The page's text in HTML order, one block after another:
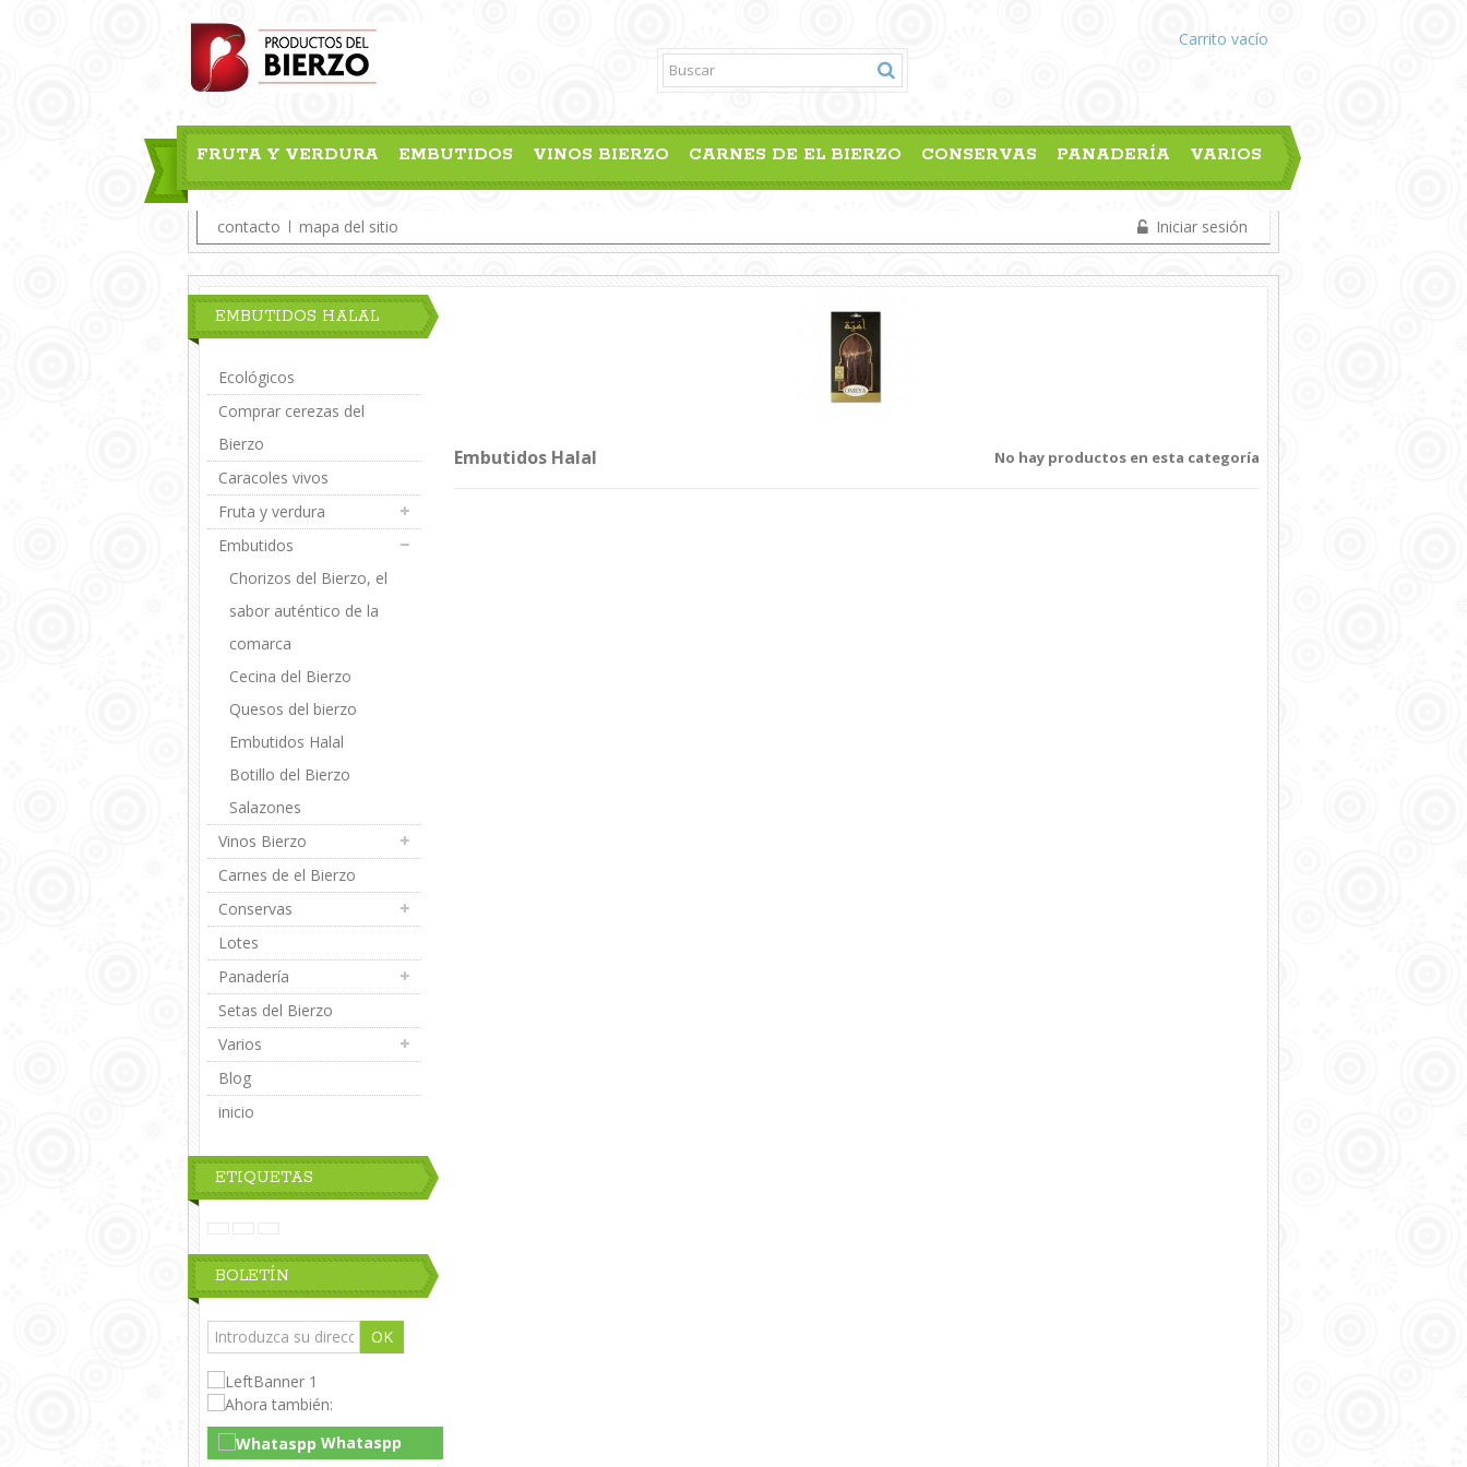
Carrito vacío
FRUTA Y VERDURA EMBUTIDOS VINOS BIERZO CARNES DE EL BIERZO CONSERVAS PANADERÍA VARIOS
contacto
mapa del sitio Iniciar sesión
EMBUTIDOS HALAL
Ecológicos
Comprar cerezas del
Bierzo
Caracoles vivos
Fruta y verdura
Embutidos
Chorizos del Bierzo, el
sabor auténtico de la
comarca
Cecina del Bierzo
Quesos del bierzo
Embutidos Halal
Botillo del Bierzo
Salazones
Vinos Bierzo
Carnes de el Bierzo
Conservas
Lotes
Panadería
Setas del Bierzo
Varios
Blog
inicio
ETIQUETAS
BOLETÍN
OK
Whataspp
Embutidos Halal No hay productos en esta categoría